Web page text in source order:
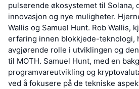
pulserende økosystemet til Solana,
innovasjon og nye muligheter.
Wallis og Samuel Hunt. Rob Wallis,
erfaring innen blokkjede-teknologi,
avgjørende rolle i utviklingen og
til MOTH. Samuel Hunt, med en
programvareutvikling og
ved å fokusere på de tekniske